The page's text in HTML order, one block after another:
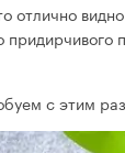
отлично
с этим